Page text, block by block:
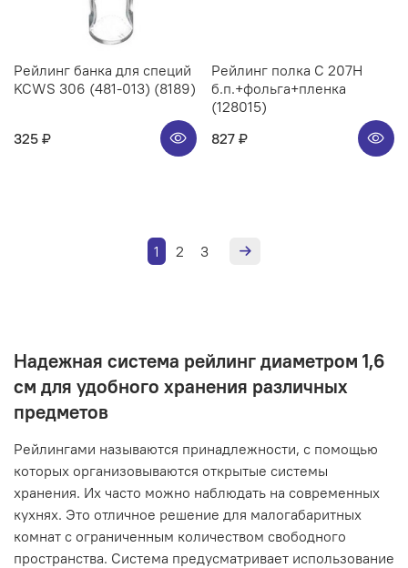
Рейлинг банка для специй
KCWS 306 (481-013) (8189)
325 ₽
Рейлинг полка C 207H
б.п.+фольга+пленка
(128015)
827 ₽
1 2 3
Надежная система рейлинг диаметром 1,6
см для удобного хранения различных
предметов
Рейлингами называются принадлежности, с помощью
которых организовываются открытые системы
хранения. Их часто можно наблюдать на современных
кухнях. Это отличное решение для малогабаритных
комнат с ограниченным количеством свободного
пространства. Система предусматривает использование